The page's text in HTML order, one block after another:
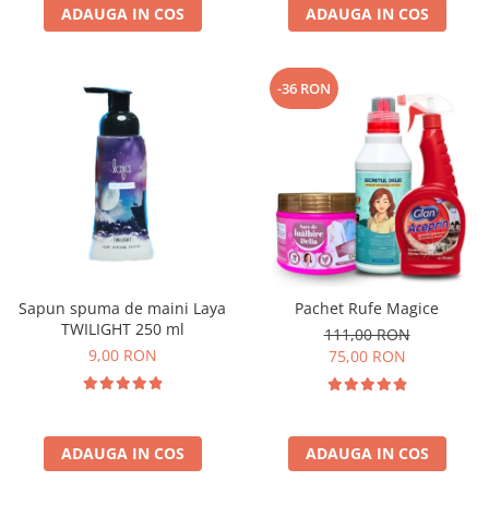
ADAUGA IN COS ADAUGA IN COS
Sapun spuma de maini Laya
TWILIGHT 250 ml
9,00 RON
ADAUGA IN COS
-36 RON
Pachet Rufe Magice
111,00 RON
75,00 RON
ADAUGA IN COS